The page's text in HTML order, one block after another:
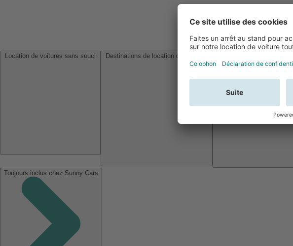
Toujours inclus chez Sunny Cars